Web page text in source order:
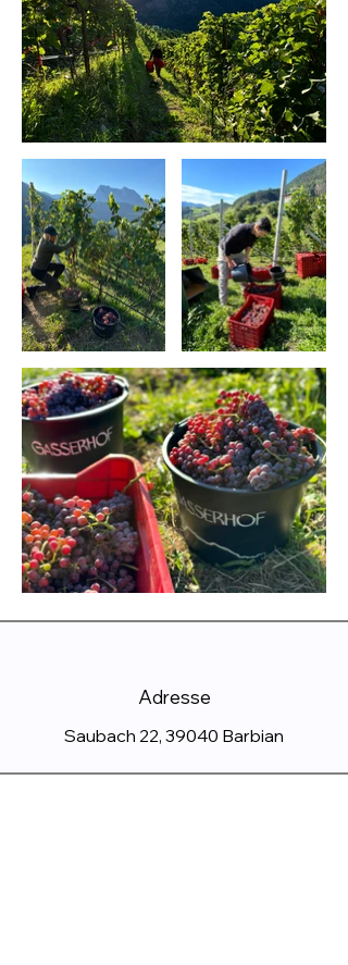
Adresse
Saubach 22, 39040 Barbian